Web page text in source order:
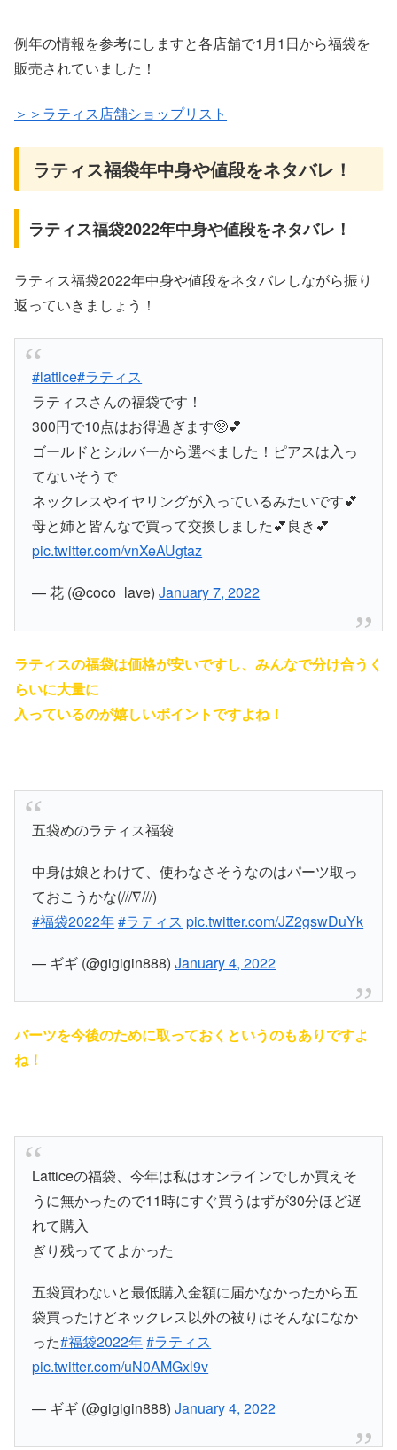
例年の情報を参考にしますと各店舗で1月1日から福袋を
販売されていました！
＞＞ラティス店舗ショップリスト
ラティス福袋年中身や値段をネタバレ！
ラティス福袋2022年中身や値段をネタバレ！
ラティス福袋2022年中身や値段をネタバレしながら振り
返っていきましょう！
#lattice#ラティス
ラティスさんの福袋です！
300円で10点はお得過ぎます🥺💕
ゴールドとシルバーから選べました！ピアスは入っ
てないそうで
ネックレスやイヤリングが入っているみたいです💕
母と姉と皆んなで買って交換しました💕良き💕
pic.twitter.com/vnXeAUgtaz
— 花 (@coco_lave)January 7, 2022
ラティスの福袋は価格が安いですし、みんなで分け合うく
らいに大量に
入っているのが嬉しいポイントですよね！
五袋めのラティス福袋
中身は娘とわけて、使わなさそうなのはパーツ取っ
ておこうかな(///∇///)
#福袋2022年#ラティス pic.twitter.com/JZ2gswDuYk
— ギギ (@gigigin888)January 4, 2022
パーツを今後のために取っておくというのもありですよ
ね！
Latticeの福袋、今年は私はオンラインでしか買えそ
うに無かったので11時にすぐ買うはずが30分ほど遅
れて購入
ぎり残っててよかった
五袋買わないと最低購入金額に届かなかったから五
袋買ったけどネックレス以外の被りはそんなになか
った#福袋2022年#ラティス
pic.twitter.com/uN0AMGxl9v
— ギギ (@gigigin888)January 4, 2022